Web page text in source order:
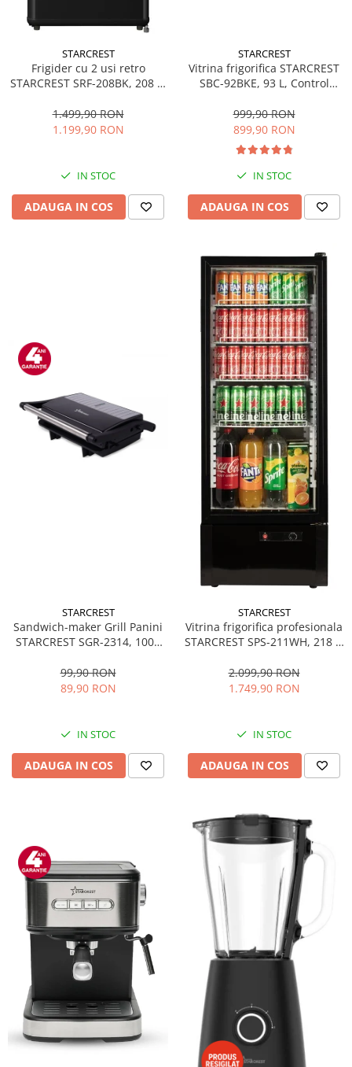
STARCREST
Frigider cu 2 usi retro
STARCREST SRF-208BK, 208 L,
Iluminare LED, Termostat
Reglabil, H 147 cm, Negru
1.499,90 RON
1.199,90 RON
IN STOC
ADAUGA IN COS
STARCREST
Vitrina frigorifica STARCREST
SBC-92BKE, 93 L, Control
83.2 cm, Negru
999,90 RON
899,90 RON
IN STOC
ADAUGA IN COS
STARCREST
Sandwich-maker Grill Panini
STARCREST SGR-2314, 1000
Deschidere 180°, Suprafata
de gatire 23 x 14 cm, Negru
99,90 RON
89,90 RON
IN STOC
ADAUGA IN COS
STARCREST
Vitrina frigorifica profesionala
STARCREST SPS-211WH, 218 L,
LED, H 141 cm, Negru
2.099,90 RON
1.749,90 RON
IN STOC
ADAUGA IN COS